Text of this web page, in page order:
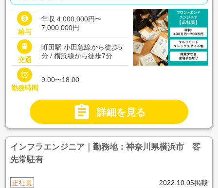

給与
年収 4,000,000円〜
7,000,000円

交通
町田駅 小田急線から徒歩5
分 / 横浜線から徒歩7分

勤務時間
9:00〜18:00
 詳細を見る
インフラエンジニア｜勤務地：神奈川県横浜市 客
先常駐有
正社員 2022.10.05掲載